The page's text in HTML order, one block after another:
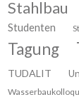
Stahlbau
Studenten
Tagung
TUDALIT